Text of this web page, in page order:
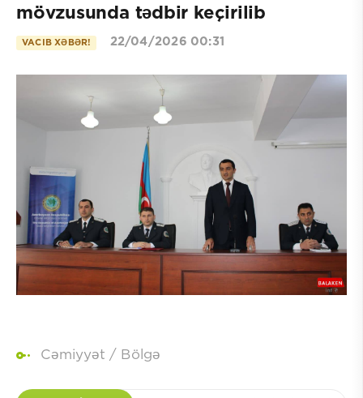
mövzusunda tədbir keçirilib
VACIB XƏBƏR! 22/04/2026 00:31
Cəmiyyət / Bölgə